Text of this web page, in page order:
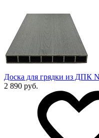
Доска для грядки из ДПК
2 890 руб.